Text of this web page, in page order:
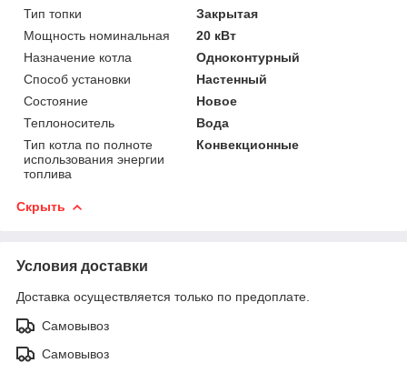
Тип топки
Закрытая
Мощность номинальная
20 кВт
Назначение котла
Одноконтурный
Способ установки
Настенный
Состояние
Новое
Теплоноситель
Вода
Тип котла по полноте
использования энергии
топлива
Конвекционные
Скрыть
Условия доставки
Доставка осуществляется только по предоплате.
Самовывоз
Самовывоз